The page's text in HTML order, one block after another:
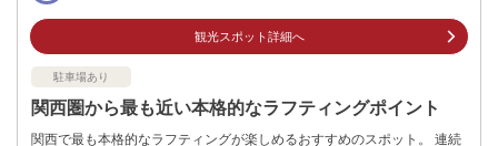
観光スポット詳細へ
駐車場あり
関西圏から最も近い本格的なラフティングポイント
関西で最も本格的なラフティングが楽しめるおすすめのスポット。 連続